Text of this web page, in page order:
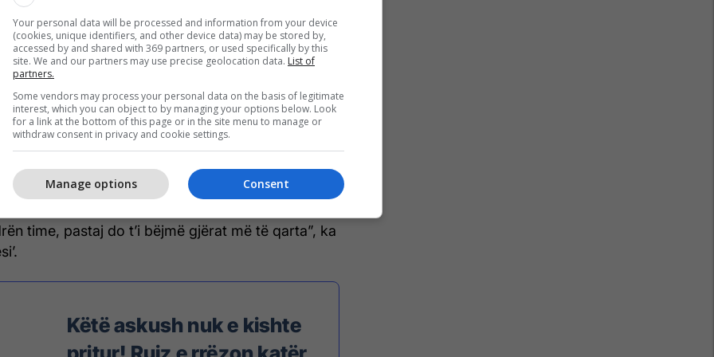
herë Anthony Joshuan (Foto: Al Bello/Getty Images/Guliver)
të kampionit të ri botëror, promoteri i
ka lëshuar një njoftim se ata duan një rimeç
Britaninë e Madhe, por Ruiz dëshiron që
në vendin e tij.
ta zhvillonim një rimeç, por fillimisht duhet të
time, pastaj do t’i bëjmë gjërat më të qarta”, ka
Këtë askush nuk e kishte
Your personal data will be processed and information from your device
(cookies, unique identifiers, and other device data) may be stored by,
accessed by and shared with 369 partners, or used specifically by this
site. We and our partners may use precise geolocation data. List of
partners.
Some vendors may process your personal data on the basis of legitimate
interest, which you can object to by managing your options below. Look
for a link at the bottom of this page or in the site menu to manage or
withdraw consent in privacy and cookie settings.
Consent
Manage options